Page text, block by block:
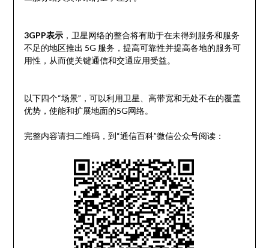
3GPP表示，卫星网络的整合将有助于在未得到服务和服务
不足的地区推出 5G 服务，提高可靠性并提高各地的服务可
用性，从而使关键通信和交通应用受益。
以下四个“场景”，可以利用卫星、高带宽和无处不在的覆盖
优势，使能和扩展地面的5G网络。
完整内容请扫二维码，到“通信百科”微信公众号阅读：